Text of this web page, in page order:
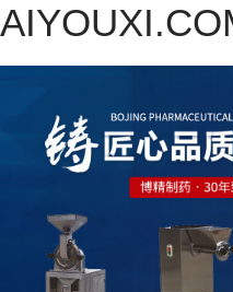
网站AIYOUXI.COM
施工案例
关于我们